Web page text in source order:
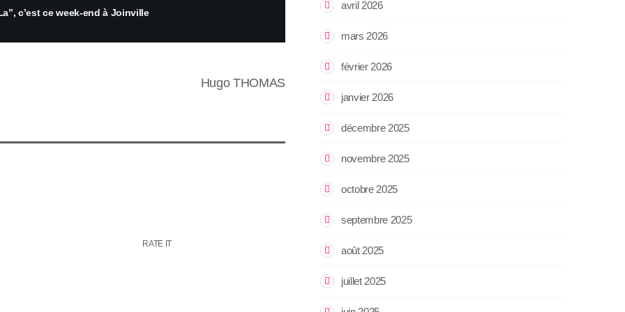
c’est ce week-end à Joinville
Hugo THOMAS
RATE IT
avril 2026
mars 2026
février 2026
janvier 2026
décembre 2025
novembre 2025
octobre 2025
septembre 2025
août 2025
juillet 2025